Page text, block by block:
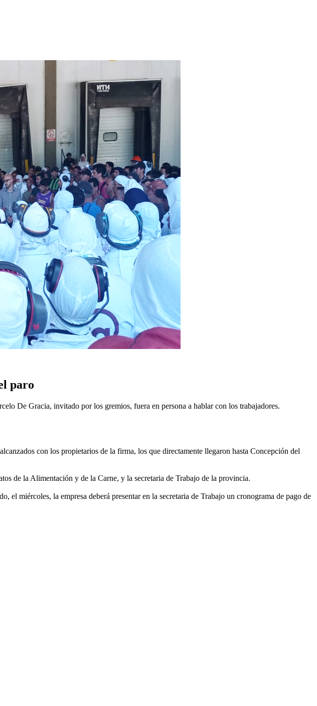
paro
De Gracia, invitado por los gremios, fuera en persona a hablar con los trabajadores.
con los propietarios de la firma, los que directamente llegaron hasta Concepción del
de la Alimentación y de la Carne, y la secretaria de Trabajo de la provincia.
el miércoles, la empresa deberá presentar en la secretaria de Trabajo un cronograma de pago de